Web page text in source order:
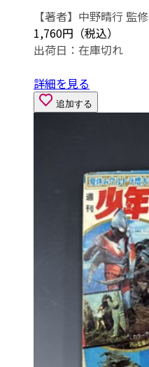
【著者】中野晴行 監修
1,760円（税込）
出荷日： 在庫切れ
詳細を見る
追加する